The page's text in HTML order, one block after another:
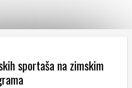
sportaša na zimskim